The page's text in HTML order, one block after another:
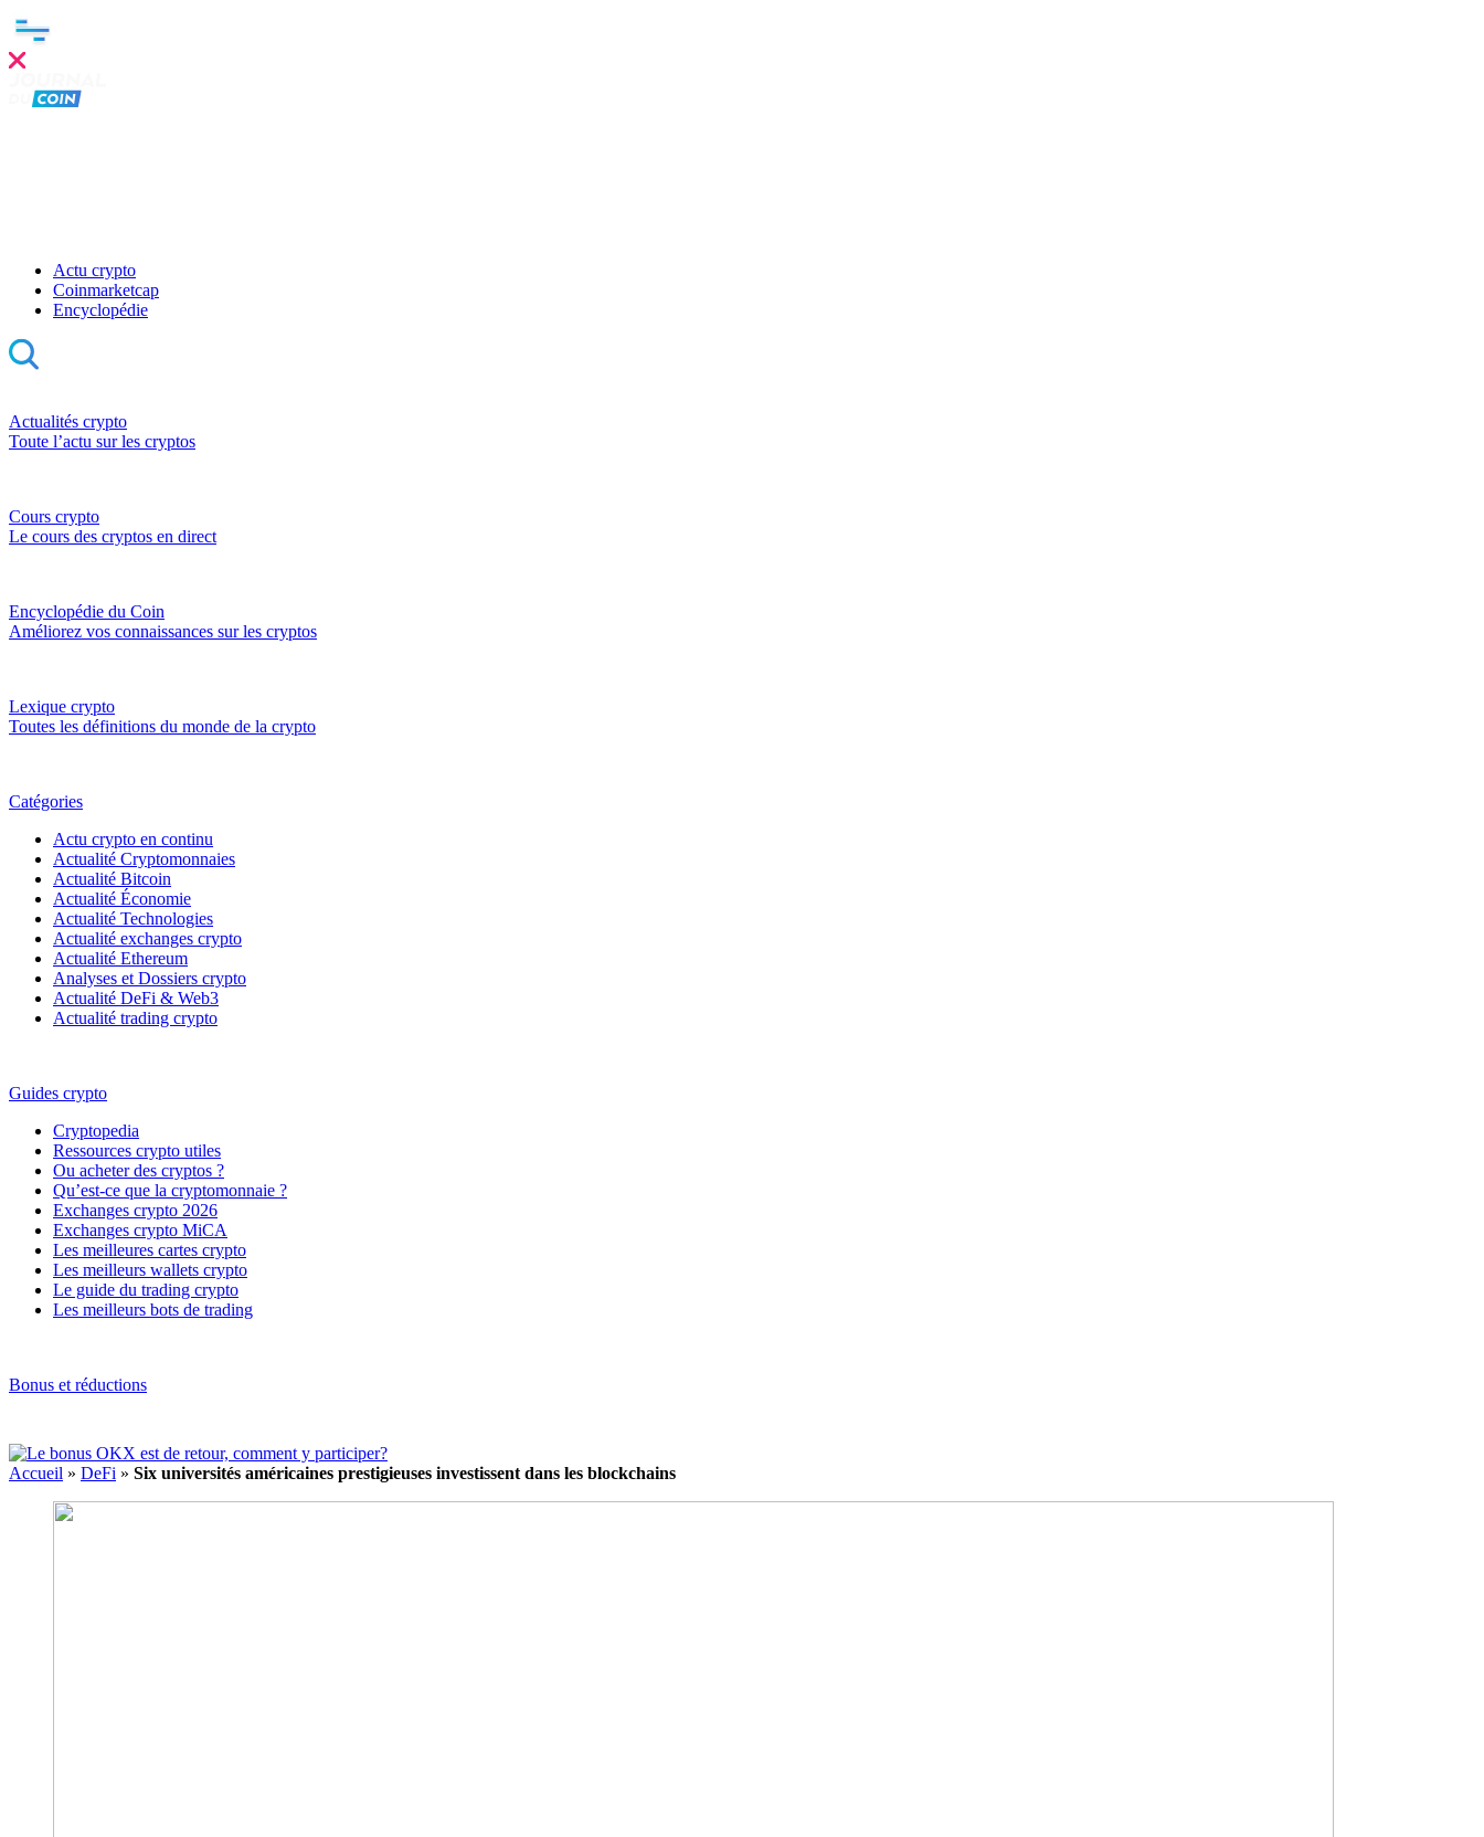
Actu crypto
Coinmarketcap
Encyclopédie
Actualités crypto
Toute l’actu sur les cryptos
Cours crypto
Le cours des cryptos en direct
Encyclopédie du Coin
Améliorez vos connaissances sur les cryptos
Lexique crypto
Toutes les définitions du monde de la crypto
Catégories
Actu crypto en continu
Actualité Cryptomonnaies
Actualité Bitcoin
Actualité Économie
Actualité Technologies
Actualité exchanges crypto
Actualité Ethereum
Analyses et Dossiers crypto
Actualité DeFi & Web3
Actualité trading crypto
Guides crypto
Cryptopedia
Ressources crypto utiles
Ou acheter des cryptos ?
Qu’est-ce que la cryptomonnaie ?
Exchanges crypto 2026
Exchanges crypto MiCA
Les meilleures cartes crypto
Les meilleurs wallets crypto
Le guide du trading crypto
Les meilleurs bots de trading
Bonus et réductions
Accueil » DeFi » Six universités américaines prestigieuses investissent dans les blockchains